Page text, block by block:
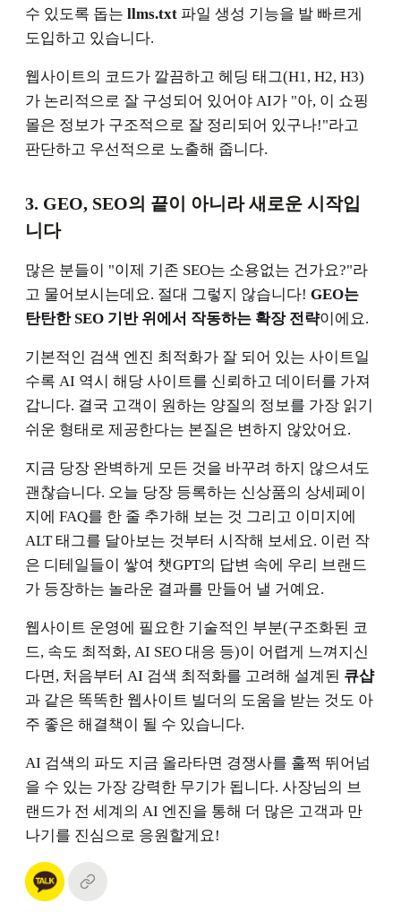
수 있도록 돕는 llms.txt 파일 생성 기능을 발 빠르게
도입하고 있습니다.
웹사이트의 코드가 깔끔하고 헤딩 태그(H1, H2, H3)
가 논리적으로 잘 구성되어 있어야 AI가 "아, 이 쇼핑
몰은 정보가 구조적으로 잘 정리되어 있구나!"라고
판단하고 우선적으로 노출해 줍니다.
3. GEO, SEO의 끝이 아니라 새로운 시작입
니다
많은 분들이 "이제 기존 SEO는 소용없는 건가요?"라
고 물어보시는데요. 절대 그렇지 않습니다! GEO는
탄탄한 SEO 기반 위에서 작동하는 확장 전략이에요.
기본적인 검색 엔진 최적화가 잘 되어 있는 사이트일
수록 AI 역시 해당 사이트를 신뢰하고 데이터를 가져
갑니다. 결국 고객이 원하는 양질의 정보를 가장 읽기
쉬운 형태로 제공한다는 본질은 변하지 않았어요.
지금 당장 완벽하게 모든 것을 바꾸려 하지 않으셔도
괜찮습니다. 오늘 당장 등록하는 신상품의 상세페이
지에 FAQ를 한 줄 추가해 보는 것 그리고 이미지에
ALT 태그를 달아보는 것부터 시작해 보세요. 이런 작
은 디테일들이 쌓여 챗GPT의 답변 속에 우리 브랜드
가 등장하는 놀라운 결과를 만들어 낼 거예요.
웹사이트 운영에 필요한 기술적인 부분(구조화된 코
드, 속도 최적화, AI SEO 대응 등)이 어렵게 느껴지신
다면, 처음부터 AI 검색 최적화를 고려해 설계된 큐샵
과 같은 똑똑한 웹사이트 빌더의 도움을 받는 것도 아
주 좋은 해결책이 될 수 있습니다.
AI 검색의 파도 지금 올라타면 경쟁사를 훌쩍 뛰어넘
을 수 있는 가장 강력한 무기가 됩니다. 사장님의 브
랜드가 전 세계의 AI 엔진을 통해 더 많은 고객과 만
나기를 진심으로 응원할게요!